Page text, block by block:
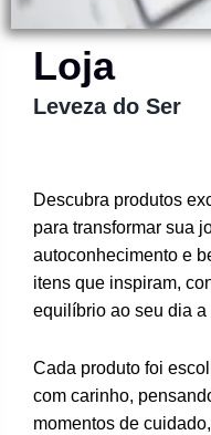
Loja
Leveza do Ser
Descubra produtos
para transformar sua
autoconhecimento e
itens que inspiram,
equilíbrio ao seu dia a
Cada produto foi
com carinho,
momentos de